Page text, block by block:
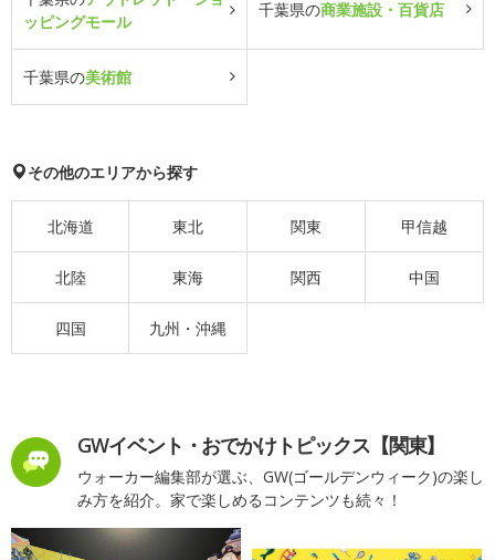
ッピングモール
千葉県の商業施設・百貨店
千葉県の美術館
その他のエリアから探す
北海道 東北 関東 甲信越
北陸 東海 関西 中国
四国 九州・沖縄
GWイベント・おでかけトピックス【関東】
ウォーカー編集部が選ぶ、GW(ゴールデンウィーク)の楽し
み方を紹介。家で楽しめるコンテンツも続々！